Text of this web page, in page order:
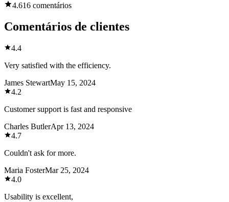
4.616 comentários
Comentários de clientes
4.4
Very satisfied with the efficiency.
James StewartMay 15, 2024
4.2
Customer support is fast and responsive
Charles ButlerApr 13, 2024
4.7
Couldn't ask for more.
Maria FosterMar 25, 2024
4.0
Usability is excellent,